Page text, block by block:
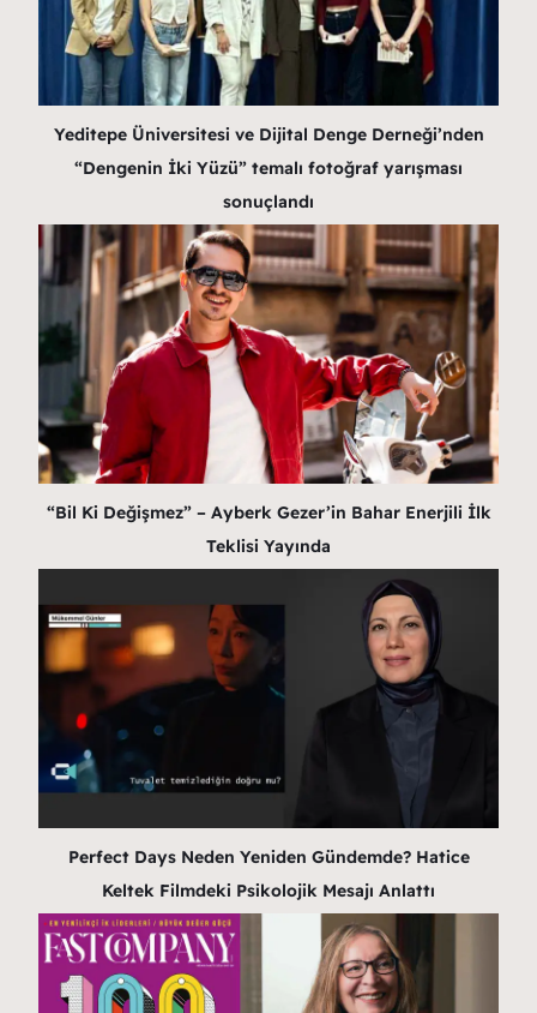
Yeditepe Üniversitesi ve Dijital Denge Derneği’nden
“Dengenin İki Yüzü” temalı fotoğraf yarışması
sonuçlandı
“Bil Ki Değişmez” – Ayberk Gezer’in Bahar Enerjili İlk
Teklisi Yayında
Perfect Days Neden Yeniden Gündemde? Hatice
Keltek Filmdeki Psikolojik Mesajı Anlattı